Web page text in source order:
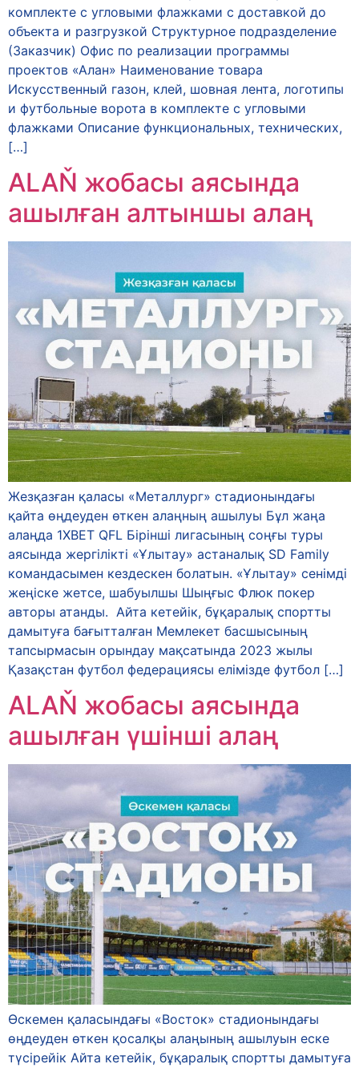
комплекте с угловыми флажками с доставкой до
объекта и разгрузкой Структурное подразделение
(Заказчик) Офис по реализации программы
проектов «Алан» Наименование товара
Искусственный газон, клей, шовная лента, логотипы
и футбольные ворота в комплекте с угловыми
флажками Описание функциональных, технических,
[…]
ALAŇ жобасы аясында
ашылған алтыншы алаң
Жезқазған қаласы «Металлург» стадионындағы
қайта өңдеуден өткен алаңның ашылуы Бұл жаңа
алаңда 1XBET QFL Бірінші лигасының соңғы туры
аясында жергілікті «Ұлытау» астаналық SD Family
командасымен кездескен болатын. «Ұлытау» сенімді
жеңіске жетсе, шабуылшы Шыңғыс Флюк покер
авторы атанды. Айта кетейік, бұқаралық спортты
дамытуға бағытталған Мемлекет басшысының
тапсырмасын орындау мақсатында 2023 жылы
Қазақстан футбол федерациясы елімізде футбол […]
ALAŇ жобасы аясында
ашылған үшінші алаң
Өскемен қаласындағы «Восток» стадионындағы
өңдеуден өткен қосалқы алаңының ашылуын еске
түсірейік Айта кетейік, бұқаралық спортты дамытуға